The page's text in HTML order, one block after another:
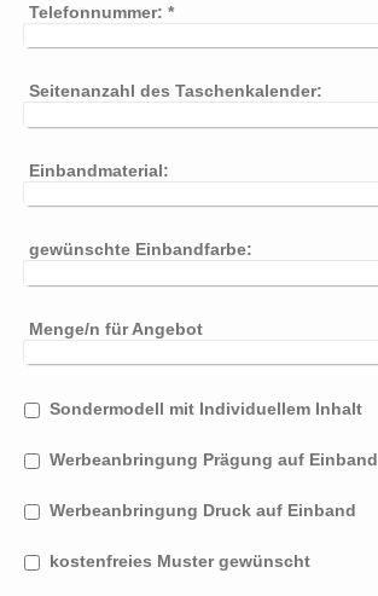
Telefonnummer: *
Seitenanzahl des Taschenkalender:
Einbandmaterial:
gewünschte Einbandfarbe:
Menge/n für Angebot
Sondermodell mit Individuellem Inhalt
Werbeanbringung Prägung auf Einband
Werbeanbringung Druck auf Einband
kostenfreies Muster gewünscht